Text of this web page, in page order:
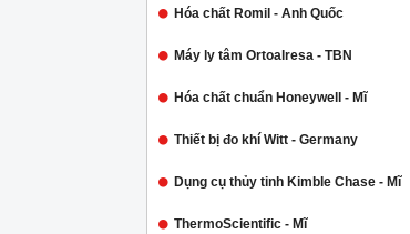
Hóa chất Romil - Anh Quốc
Máy ly tâm Ortoalresa - TBN
Hóa chất chuẩn Honeywell - Mĩ
Thiết bị đo khí Witt - Germany
Dụng cụ thủy tinh Kimble Chase - Mĩ
ThermoScientific - Mĩ